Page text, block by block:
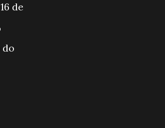
de
do